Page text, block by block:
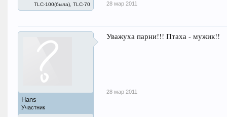
TLC-100(была), TLC-70
28 мар 2011
Hans
Участник
Уважуха парни!!! Птаха - мужик!!
28 мар 2011